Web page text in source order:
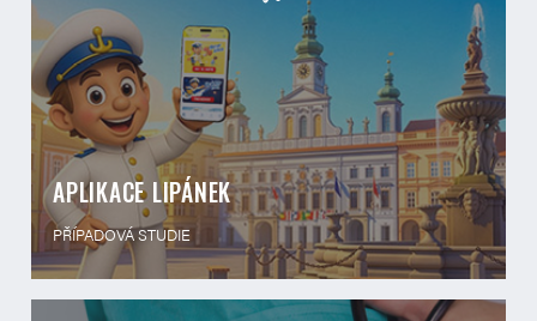
APLIKACE LIPÁNEK
PŘÍPADOVÁ STUDIE